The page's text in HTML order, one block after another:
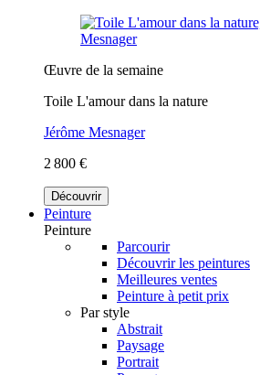
Œuvre de la semaine
Toile L'amour dans la nature
Jérôme Mesnager
2 800 €
Découvrir
Peinture
Peinture
Parcourir
Découvrir les peintures
Meilleures ventes
Peinture à petit prix
Par style
Abstrait
Paysage
Portrait